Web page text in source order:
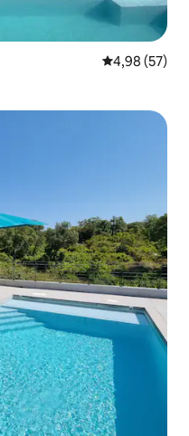
Évaluation
4,98 (57)